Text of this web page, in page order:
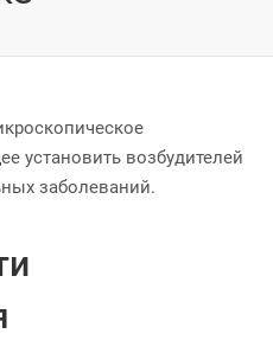
установить возбудителей
заболеваний.